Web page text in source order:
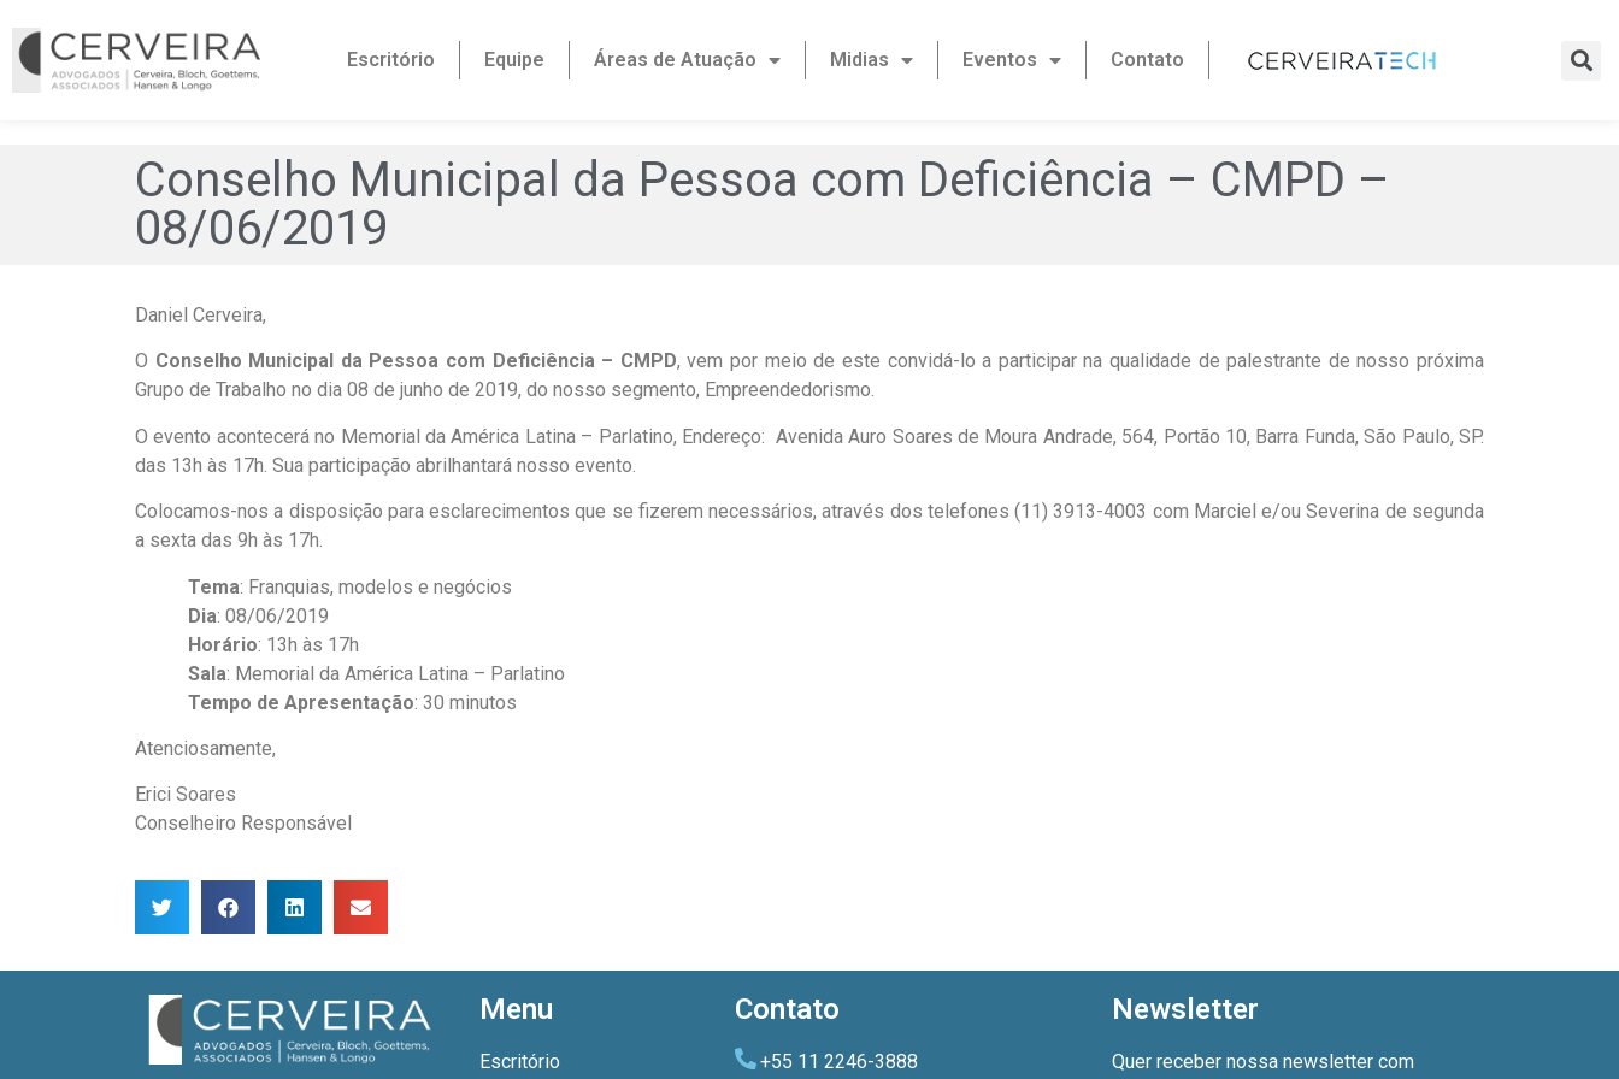
Escritório Equipe Áreas de Atuação Midias Eventos Contato
Conselho Municipal da Pessoa com Deficiência – CMPD –
08/06/2019
Daniel Cerveira,
O Conselho Municipal da Pessoa com Deficiência – CMPD, vem por meio de este convidá-lo a participar na qualidade de palestrante de nosso próxima
Grupo de Trabalho no dia 08 de junho de 2019, do nosso segmento, Empreendedorismo.
O evento acontecerá no Memorial da América Latina – Parlatino, Endereço: Avenida Auro Soares de Moura Andrade, 564, Portão 10, Barra Funda, São Paulo, SP.
das 13h às 17h. Sua participação abrilhantará nosso evento.
Colocamos-nos a disposição para esclarecimentos que se fizerem necessários, através dos telefones (11) 3913-4003 com Marciel e/ou Severina de segunda
a sexta das 9h às 17h.
Tema: Franquias, modelos e negócios
Dia: 08/06/2019
Horário: 13h às 17h
Sala: Memorial da América Latina – Parlatino
Tempo de Apresentação: 30 minutos
Atenciosamente,
Erici Soares
Conselheiro Responsável
Menu
Escritório
Contato
+55 11 2246-3888
Newsletter
Quer receber nossa newsletter com